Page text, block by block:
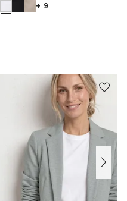
+ 9